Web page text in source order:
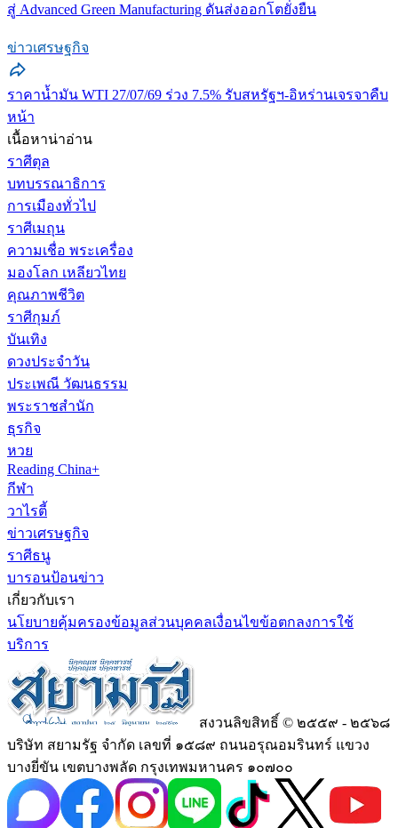
สู่ Advanced Green Manufacturing ดันส่งออกโตยั่งยืน
ข่าวเศรษฐกิจ
ราคาน้ำมัน WTI 27/07/69 ร่วง 7.5% รับสหรัฐฯ-อิหร่านเจรจาคืบ
หน้า
เนื้อหาน่าอ่าน
ราศีตุล
บทบรรณาธิการ
การเมืองทั่วไป
ราศีเมถุน
ความเชื่อ พระเครื่อง
มองโลก เหลียวไทย
คุณภาพชีวิต
ราศีกุมภ์
บันเทิง
ดวงประจำวัน
ประเพณี วัฒนธรรม
พระราชสำนัก
ธุรกิจ
หวย
Reading China+
กีฬา
วาไรตี้
ข่าวเศรษฐกิจ
ราศีธนู
บารอนป้อนข่าว
เกี่ยวกับเรา
นโยบายคุ้มครองข้อมูลส่วนบุคคลเงื่อนไขข้อตกลงการใช้
บริการ
สงวนลิขสิทธิ์ © ๒๕๕๙ - ๒๕๖๘
บริษัท สยามรัฐ จำกัด เลขที่ ๑๕๘๙ ถนนอรุณอมรินทร์ แขวง
บางยี่ขัน เขตบางพลัด กรุงเทพมหานคร ๑๐๗๐๐